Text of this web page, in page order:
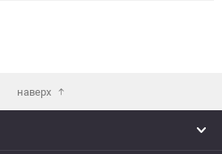
наверх